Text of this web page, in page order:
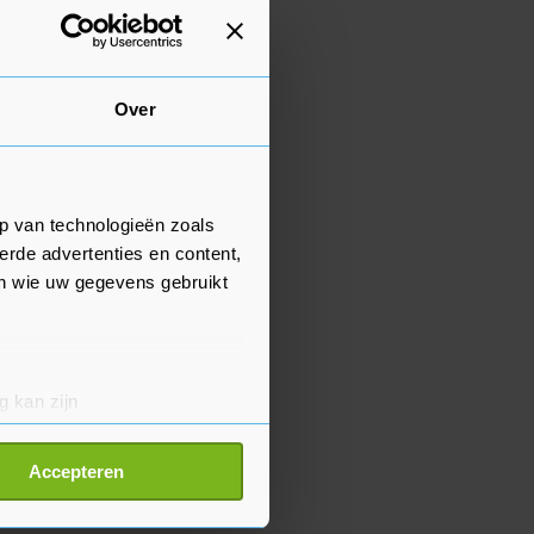
Over
van technologieën zoals
advertenties en content,
wie uw gegevens gebruikt
kan zijn
detailgedeelte
Accepteren